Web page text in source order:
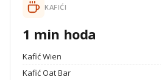
KAFIĆI
1 min hoda
Kafić Wien
Kafić Oat Bar